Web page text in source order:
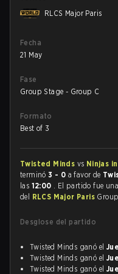
RLCS Major Paris
Fecha
21 May
Fase
Group Stage - Group C
Formato
Best of 3
Twisted Minds vs Ninjas
terminó3 - 0 a favor de
las 12:00 . El partido fue una
del RLCS Major Paris
Desglose del partido
Twisted Minds ganó el
Twisted Minds ganó el
Twisted Minds ganó el